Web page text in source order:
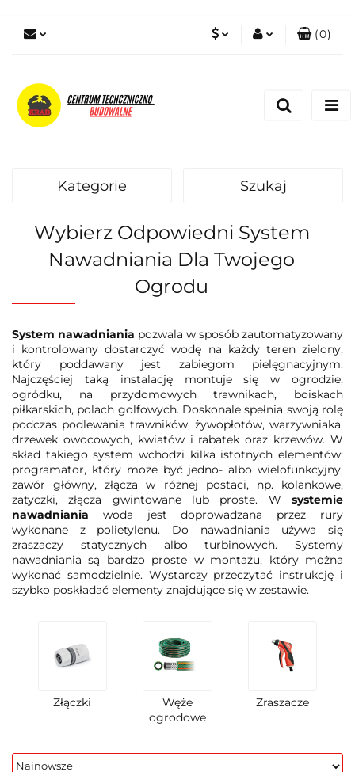
(0)
Kategorie Szukaj
Wybierz Odpowiedni System
Nawadniania Dla Twojego
Ogrodu
System nawadniania pozwala w sposób zautomatyzowany
i kontrolowany dostarczyć wodę na każdy teren zielony,
który poddawany jest zabiegom pielęgnacyjnym.
Najczęściej taką instalację montuje się w ogrodzie,
ogródku, na przydomowych trawnikach, boiskach
piłkarskich, polach golfowych. Doskonale spełnia swoją rolę
podczas podlewania trawników, żywopłotów, warzywniaka,
drzewek owocowych, kwiatów i rabatek oraz krzewów. W
skład takiego system wchodzi kilka istotnych elementów:
programator, który może być jedno- albo wielofunkcyjny,
zawór główny, złącza w różnej postaci, np. kolankowe,
zatyczki, złącza gwintowane lub proste. W systemie
nawadniania woda jest doprowadzana przez rury
wykonane z polietylenu. Do nawadniania używa się
zraszaczy statycznych albo turbinowych. Systemy
nawadniania są bardzo proste w montażu, który można
wykonać samodzielnie. Wystarczy przeczytać instrukcję i
szybko poskładać elementy znajdujące się w zestawie.
Złączki
Węże
ogrodowe
Zraszacze